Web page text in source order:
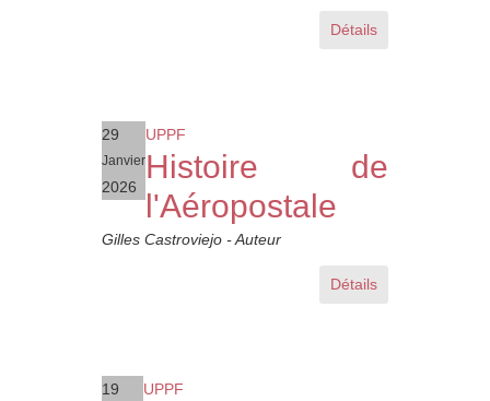
Détails
29
Janvier
2026
UPPF
Histoire de
l'Aéropostale
Gilles Castroviejo - Auteur
Détails
19 UPPF